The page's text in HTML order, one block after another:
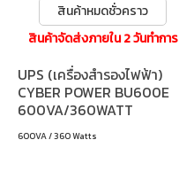
สินค้าหมดชั่วคราว
สินค้าจัดส่งภายใน 2 วันทำการ
UPS (เครื่องสำรองไฟฟ้า)
CYBER POWER BU600E
600VA/360WATT
(BLACK)
600VA / 360 Watts